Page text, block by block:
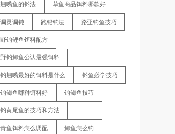
翘嘴鱼的钓法 草鱼商品饵料哪款好
调灵调钝 跑铅钓法 路亚钓鱼技巧
野钓鲤鱼饵料配方
野钓鲫鱼公认最强饵料
钓翘嘴最好的饵料是什么 钓鱼必学技巧
钓鲫鱼哪种饵料好 钓鲫鱼技巧
钓黄尾鱼的技巧和方法
青鱼饵料怎么调配 鲫鱼怎么钓